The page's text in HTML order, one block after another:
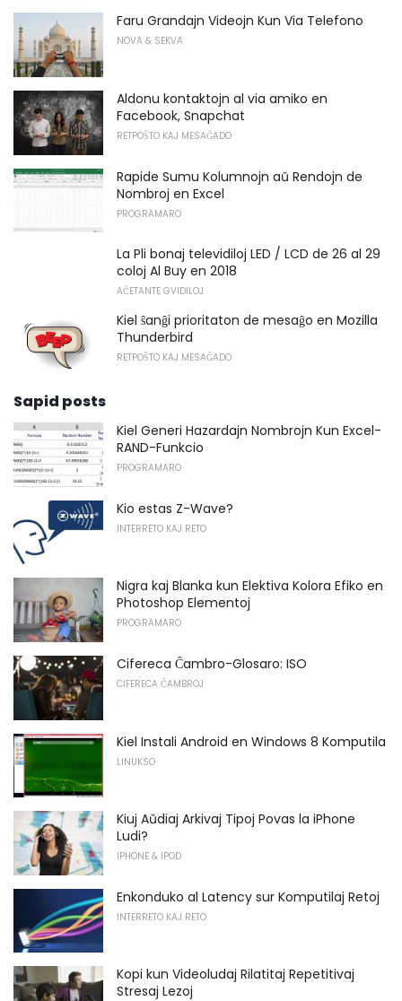
Faru Grandajn Videojn Kun Via Telefono
NOVA & SEKVA
Aldonu kontaktojn al via amiko en
Facebook, Snapchat
RETPOŜTO KAJ MESAĜADO
Rapide Sumu Kolumnojn aŭ Rendojn de
Nombroj en Excel
PROGRAMARO
La Pli bonaj televidiloj LED / LCD de 26 al 29
coloj Al Buy en 2018
AĈETANTE GVIDILOJ
Kiel ŝanĝi prioritaton de mesaĝo en Mozilla
Thunderbird
RETPOŜTO KAJ MESAĜADO
Sapid posts
Kiel Generi Hazardajn Nombrojn Kun Excel-
RAND-Funkcio
PROGRAMARO
Kio estas Z-Wave?
INTERRETO KAJ RETO
Nigra kaj Blanka kun Elektiva Kolora Efiko en
Photoshop Elementoj
PROGRAMARO
Cifereca Ĉambro-Glosaro: ISO
CIFERECA ĈAMBROJ
Kiel Instali Android en Windows 8 Komputila
LINUKSO
Kiuj Aŭdiaj Arkivaj Tipoj Povas la iPhone
Ludi?
IPHONE & IPOD
Enkonduko al Latency sur Komputilaj Retoj
INTERRETO KAJ RETO
Kopi kun Videoludaj Rilatitaj Repetitivaj
Stresaj Lezoj